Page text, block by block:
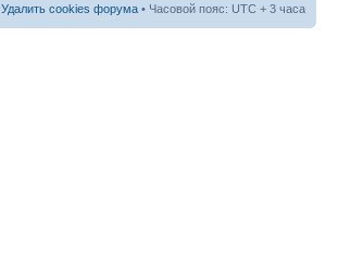
Удалить cookies форума • Часовой пояс: UTC + 3 часа